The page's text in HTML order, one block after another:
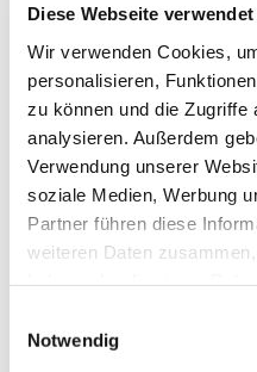
Diese Webseite
Wir verwenden Cookies,
personalisieren,
zu können und die Zugriffe
analysieren. Außerdem
Verwendung unserer
soziale Medien, Werbung
Partner führen diese
weiteren Daten
Notwendig